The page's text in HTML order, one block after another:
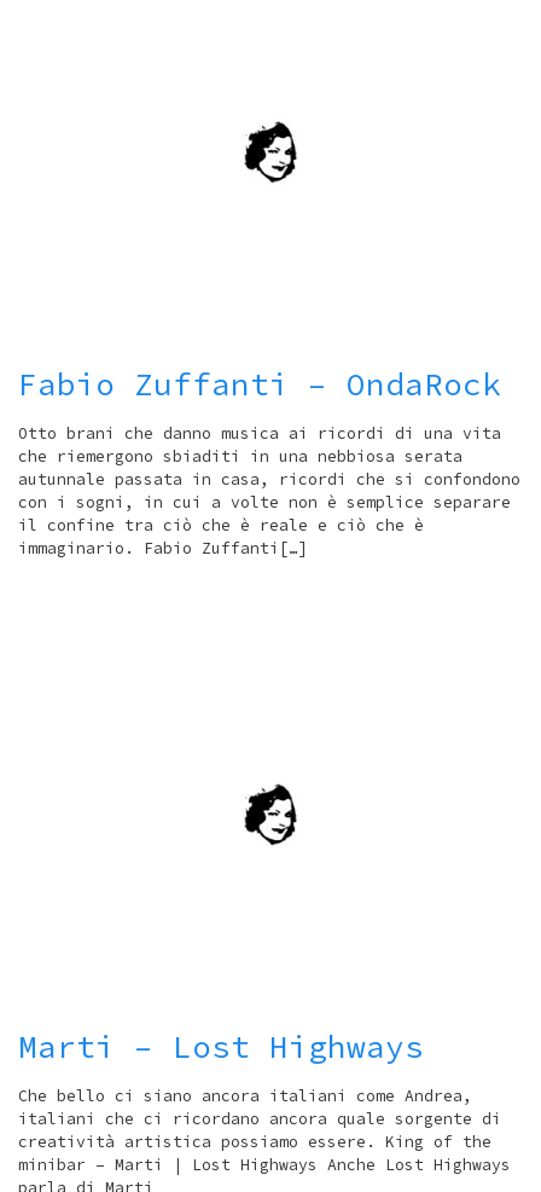
Fabio Zuffanti – OndaRock
Otto brani che danno musica ai ricordi di una vita
che riemergono sbiaditi in una nebbiosa serata
autunnale passata in casa, ricordi che si confondono
con i sogni, in cui a volte non è semplice separare
il confine tra ciò che è reale e ciò che è
immaginario. Fabio Zuffanti[…]
Marti – Lost Highways
Che bello ci siano ancora italiani come Andrea,
italiani che ci ricordano ancora quale sorgente di
creatività artistica possiamo essere. King of the
minibar – Marti | Lost Highways Anche Lost Highways
parla di Marti